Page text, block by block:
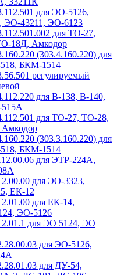
для ЭО-5126,
ЭО-43211, ЭО-6123
для ТО-27,
18Д, Амкодор
(303.4.160.220) для
БКМ-1514
регулируемый
для В-138, В-140,
для ТО-27, ТО-28,
(303.3.160.220) для
БКМ-1514
для ЭТР-224А,
для ЭО-3323,
ЕК-12
для ЕК-14,
ЭО-5126
для ЭО 5124, ЭО
для ЭО-5126,
для ДУ-54,